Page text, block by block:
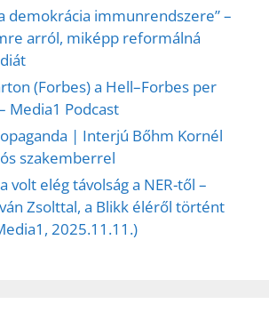
demokrácia immunrendszere” –
arról, miképp reformálná
(Forbes) a Hell–Forbes per
Media1 Podcast
| Interjú Bőhm Kornél
szakemberrel
volt elég távolság a NER-től –
Zsolttal, a Blikk éléről történt
2025.11.11.)